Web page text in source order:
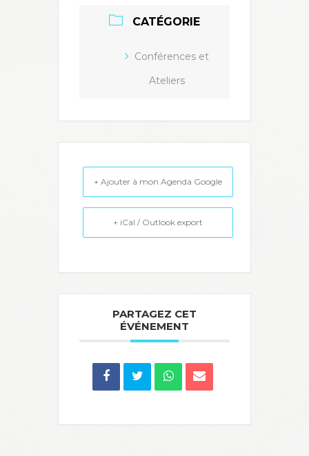
CATÉGORIE
Conférences et
Ateliers
+ Ajouter à mon Agenda Google
+ iCal / Outlook export
PARTAGEZ CET
ÉVÉNEMENT